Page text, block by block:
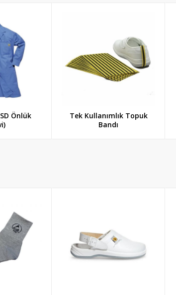
Önlük
Tek Kullanımlık Topuk
Bandı